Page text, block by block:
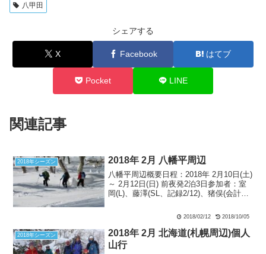
八甲田
シェアする
X Facebook はてブ
Pocket LINE
関連記事
2018年シーズン 2018年 2月 八幡平周辺
八幡平周辺概要日程：2018年 2月10日(土)
～ 2月12日(日) 前夜発2泊3日参加者：室
岡(L)、藤澤(SL、記録2/12)、猪俣(会計、
(土) 西森山周辺 天候：晴れ 気温が上
2018/02/12 2018/10/05
2018年シーズン
2018年 2月 北海道(札幌周辺)個人
山行